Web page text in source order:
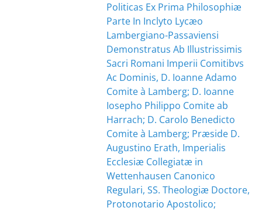
Politicas Ex Prima Philosophiæ
Parte In Inclyto Lycæo
Lambergiano-Passaviensi
Demonstratus Ab Illustrissimis
Sacri Romani Imperii Comitibvs
Ac Dominis, D. Ioanne Adamo
Comite à Lamberg; D. Ioanne
Iosepho Philippo Comite ab
Harrach; D. Carolo Benedicto
Comite à Lamberg; Præside D.
Augustino Erath, Imperialis
Ecclesiæ Collegiatæ in
Wettenhausen Canonico
Regulari, SS. Theologiæ Doctore,
Protonotario Apostolico;